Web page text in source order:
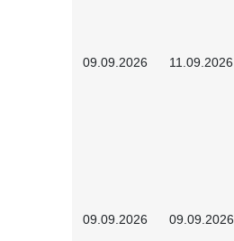
09.09.2026 11.09.2026
09.09.2026 09.09.2026